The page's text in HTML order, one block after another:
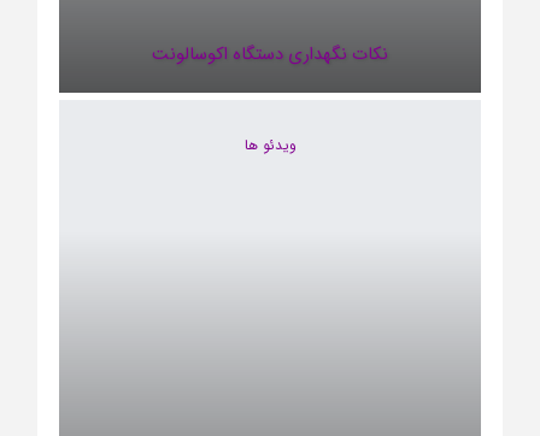
نکات نگهداری دستگاه اکوسالونت
ویدئو ها